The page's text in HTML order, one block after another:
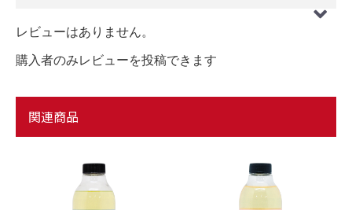
レビューはありません。
購入者のみレビューを投稿できます
関連商品